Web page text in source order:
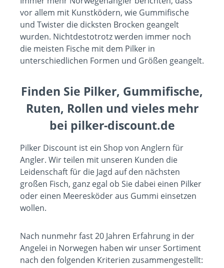
vor allem mit Kunstködern, wie Gummifische
und Twister die dicksten Brocken geangelt
wurden. Nichtdestotrotz werden immer noch
die meisten Fische mit dem Pilker in
unterschiedlichen Formen und Größen geangelt.
Finden Sie Pilker, Gummifische,
Ruten, Rollen und vieles mehr
bei pilker-discount.de
Pilker Discount ist ein Shop von Anglern für
Angler. Wir teilen mit unseren Kunden die
Leidenschaft für die Jagd auf den nächsten
großen Fisch, ganz egal ob Sie dabei einen Pilker
oder einen Meeresköderaus Gummi einsetzen
wollen.
Nach nunmehr fast 20 Jahren Erfahrung in der
Angelei in Norwegen haben wir unser Sortiment
nach den folgenden Kriterien zusammengestellt: